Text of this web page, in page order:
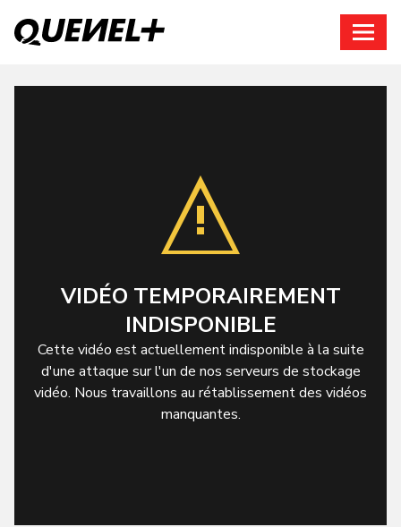
VIDÉO TEMPORAIREMENT
INDISPONIBLE
Cette vidéo est actuellement indisponible à la suite
d'une attaque sur l'un de nos serveurs de stockage
vidéo. Nous travaillons au rétablissement des vidéos
manquantes.